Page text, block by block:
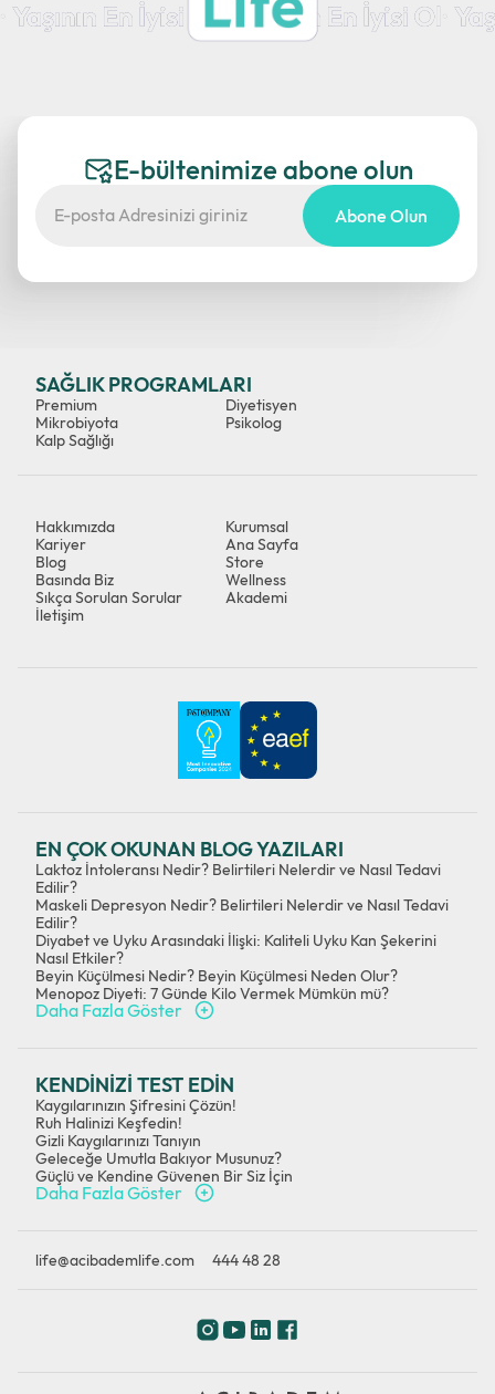
E-bültenimize abone olun
Abone Olun
SAĞLIK PROGRAMLARI
Premium
Mikrobiyota
Kalp Sağlığı
Diyetisyen
Psikolog
Hakkımızda
Kurumsal
Kariyer
Ana Sayfa
Blog
Store
Basında Biz
Wellness
Sıkça Sorulan Sorular
Akademi
İletişim
EN ÇOK OKUNAN BLOG YAZILARI
Laktoz İntoleransı Nedir? Belirtileri Nelerdir ve Nasıl Tedavi
Edilir?
Maskeli Depresyon Nedir? Belirtileri Nelerdir ve Nasıl Tedavi
Edilir?
Diyabet ve Uyku Arasındaki İlişki: Kaliteli Uyku Kan Şekerini
Nasıl Etkiler?
Beyin Küçülmesi Nedir? Beyin Küçülmesi Neden Olur?
Menopoz Diyeti: 7 Günde Kilo Vermek Mümkün mü?
Daha Fazla Göster
KENDİNİZİ TEST EDİN
Kaygılarınızın Şifresini Çözün!
Ruh Halinizi Keşfedin!
Gizli Kaygılarınızı Tanıyın
Geleceğe Umutla Bakıyor Musunuz?
Güçlü ve Kendine Güvenen Bir Siz İçin
Daha Fazla Göster
life@acibademlife.com 444 48 28